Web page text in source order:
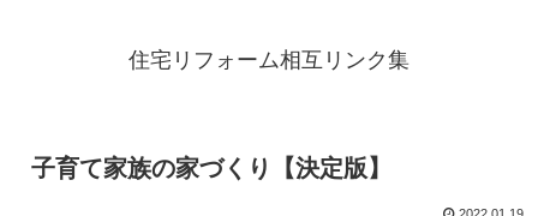
住宅リフォーム相互リンク集
子育て家族の家づくり【決定版】